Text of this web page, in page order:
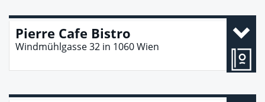
Pierre Cafe Bistro
Windmühlgasse 32 in 1060Wien